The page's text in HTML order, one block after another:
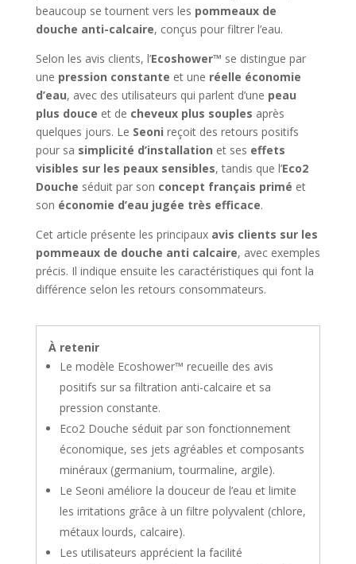
beaucoup se tournent vers les pommeaux de
douche anti-calcaire, conçus pour filtrer l’eau.
Selon les avis clients, l’Ecoshower™ se distingue par
une pression constante et une réelle économie
d’eau, avec des utilisateurs qui parlent d’une peau
plus douce et de cheveux plus souples après
quelques jours. Le Seoni reçoit des retours positifs
pour sa simplicité d’installation et ses effets
visibles sur les peaux sensibles, tandis que l’Eco2
Douche séduit par son concept français primé et
son économie d’eau jugée très efficace.
Cet article présente les principaux avis clients sur les
pommeaux de douche anti calcaire, avec exemples
précis. Il indique ensuite les caractéristiques qui font la
différence selon les retours consommateurs.
À retenir
Le modèle Ecoshower™ recueille des avis
positifs sur sa filtration anti-calcaire et sa
pression constante.
Eco2 Douche séduit par son fonctionnement
économique, ses jets agréables et composants
minéraux (germanium, tourmaline, argile).
Le Seoni améliore la douceur de l’eau et limite
les irritations grâce à un filtre polyvalent (chlore,
métaux lourds, calcaire).
Les utilisateurs apprécient la facilité